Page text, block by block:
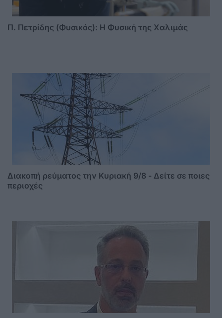
Π. Πετρίδης (Φυσικός): Η Φυσική της Χαλιμάς
Διακοπή ρεύματος την Κυριακή 9/8 - Δείτε σε ποιες
περιοχές